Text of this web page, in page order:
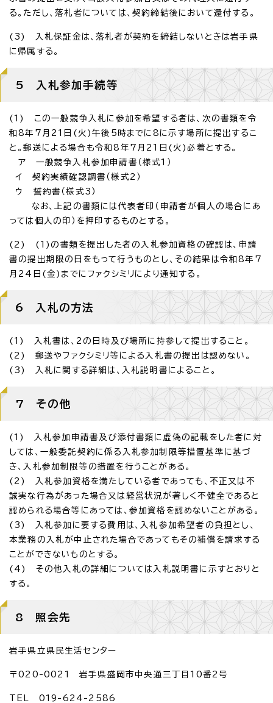
る。ただし、落札者については、契約締結後において還付する。
(3) 入札保証金は、落札者が契約を締結しないときは岩手県
に帰属する。
5 入札参加手続等
(1) この一般競争入札に参加を希望する者は、次の書類を令
和8年7月21日(火)午後5時までに8に示す場所に提出するこ
と。郵送による場合も令和8年7月21日(火)必着とする。
ア 一般競争入札参加申請書（様式1）
イ 契約実績確認調書（様式2）
ウ 誓約書（様式3）
なお、上記の書類には代表者印（申請者が個人の場合にあ
っては個人の印）を押印するものとする。
(2) (1)の書類を提出した者の入札参加資格の確認は、申請
書の提出期限の日をもって行うものとし、その結果は令和8年7
月24日(金)までにファクシミリにより通知する。
6 入札の方法
(1) 入札書は、2の日時及び場所に持参して提出すること。
(2) 郵送やファクシミリ等による入札書の提出は認めない。
(3) 入札に関する詳細は、入札説明書によること。
7 その他
(1) 入札参加申請書及び添付書類に虚偽の記載をした者に対
しては、一般委託契約に係る入札参加制限等措置基準に基づ
き、入札参加制限等の措置を行うことがある。
(2) 入札参加資格を満たしている者であっても、不正又は不
誠実な行為があった場合又は経営状況が著しく不健全であると
認められる場合等にあっては、参加資格を認めないことがある。
(3) 入札参加に要する費用は、入札参加希望者の負担とし、
本業務の入札が中止された場合であってもその補償を請求する
ことができないものとする。
(4) その他入札の詳細については入札説明書に示すとおりと
する。
8 照会先
岩手県立県民生活センター
〒020-0021 岩手県盛岡市中央通三丁目10番2号
TEL 019-624-2586